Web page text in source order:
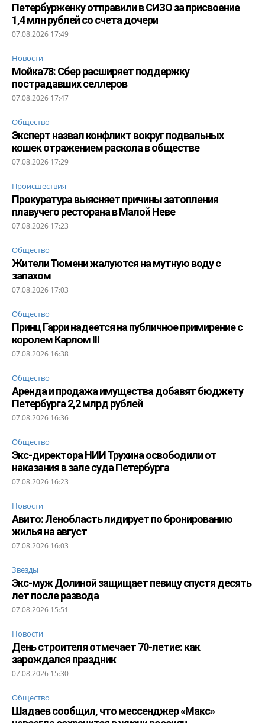
Петербурженку отправили в СИЗО за присвоение
1,4 млн рублей со счета дочери
07.08.2026 17:49
Новости
Мойка78: Сбер расширяет поддержку
пострадавших селлеров
07.08.2026 17:47
Общество
Эксперт назвал конфликт вокруг подвальных
кошек отражением раскола в обществе
07.08.2026 17:29
Происшествия
Прокуратура выясняет причины затопления
плавучего ресторана в Малой Неве
07.08.2026 17:23
Общество
Жители Тюмени жалуются на мутную воду с
запахом
07.08.2026 17:03
Общество
Принц Гарри надеется на публичное примирение с
королем Карлом III
07.08.2026 16:38
Общество
Аренда и продажа имущества добавят бюджету
Петербурга 2,2 млрд рублей
07.08.2026 16:36
Общество
Экс-директора НИИ Трухина освободили от
наказания в зале суда Петербурга
07.08.2026 16:23
Новости
Авито: Ленобласть лидирует по бронированию
жилья на август
07.08.2026 16:03
Звезды
Экс-муж Долиной защищает певицу спустя десять
лет после развода
07.08.2026 15:51
Новости
День строителя отмечает 70-летие: как
зарождался праздник
07.08.2026 15:30
Общество
Шадаев сообщил, что мессенджер «Макс»